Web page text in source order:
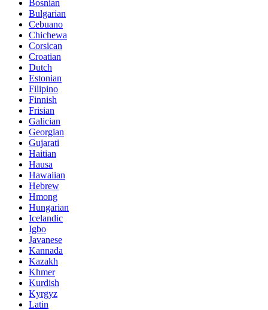
Bosnian
Bulgarian
Cebuano
Chichewa
Corsican
Croatian
Dutch
Estonian
Filipino
Finnish
Frisian
Galician
Georgian
Gujarati
Haitian
Hausa
Hawaiian
Hebrew
Hmong
Hungarian
Icelandic
Igbo
Javanese
Kannada
Kazakh
Khmer
Kurdish
Kyrgyz
Latin